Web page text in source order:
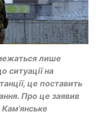
лише
ситуації на
це поставить
Про це заявив
Кам’янське